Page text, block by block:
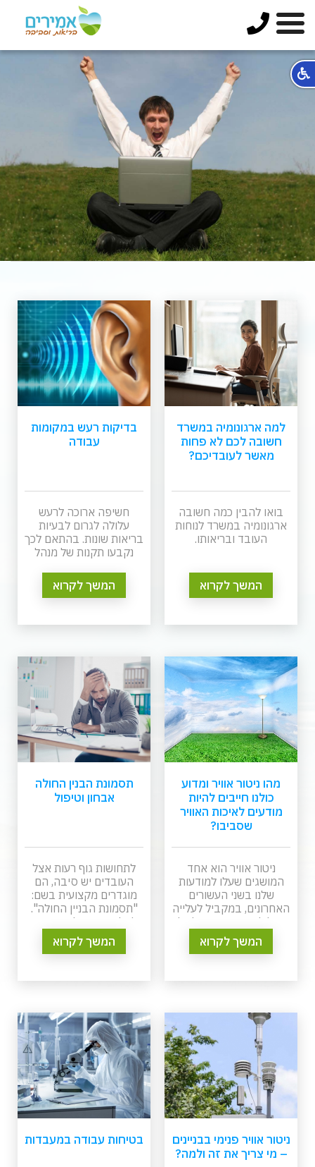
למה ארגונומיה במשרד
חשובה לכם לא פחות
מאשר לעובדיכם?
בואו להבין כמה חשובה
ארגונומיה במשרד לנוחות
העובד ובריאותו.
המשך לקרוא
בדיקות רעש במקומות
עבודה
חשיפה ארוכה לרעש
עלולה לגרום לבעיות
בריאות שונות. בהתאם לכך
נקבעו תקנות של מנהל
הרווחה לכן בדיקות רעש
במקומות עבודה הן
המשך לקרוא
מהו ניטור אוויר ומדוע
כולנו חייבים להיות
מודעים לאיכות האוויר
שסביבו?
ניטור אוויר הוא אחד
המושגים שעלו למודעות
שלנו בשני העשורים
האחרונים, במקביל לעלייה
התלולה במספרם של כלי
הרכב הנעים בכבישים
ולהתרבותם של גורמים
המשך לקרוא
תסמונת הבנין החולה
אבחון וטיפול
לתחושות גוף רעות אצל
העובדים יש סיבה, הם
מוגדרים מקצועית בשם:
"תסמונת הבניין החולה".
להלן פירוט על תסמינים,
בדיקות שיש לבצע וטיפול
ממוקד בתופעה.
המשך לקרוא
ניטור אוויר פנימי בבניינים
– מי צריך את זה ולמה?
בטיחות עבודה במעבדות